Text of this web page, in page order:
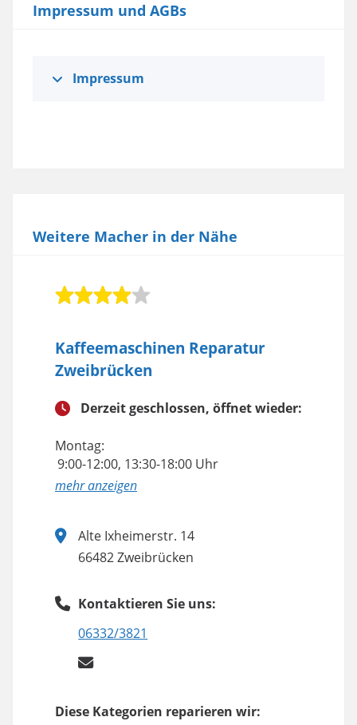
Impressum und AGBs
Impressum
Weitere Macher in der Nähe
Kaffeemaschinen Reparatur
Zweibrücken
Derzeit geschlossen, öffnet wieder:
Montag:
9:00-12:00, 13:30-18:00 Uhr
anzeigen
Alte Ixheimerstr. 14
66482 Zweibrücken
Kontaktieren Sie uns:
06332/3821
Diese Kategorien reparieren wir: